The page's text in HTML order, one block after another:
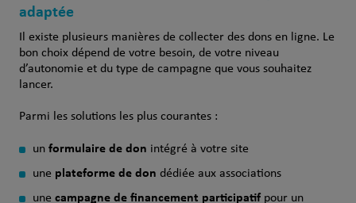
adaptée
Il existe plusieurs manières de collecter des dons en ligne. Le
bon choix dépend de votre besoin, de votre niveau
d’autonomie et du type de campagne que vous souhaitez
lancer.
Parmi les solutions les plus courantes :
un formulaire de don intégré à votre site
une plateforme de don dédiée aux associations
une campagne de financement participatifpour un